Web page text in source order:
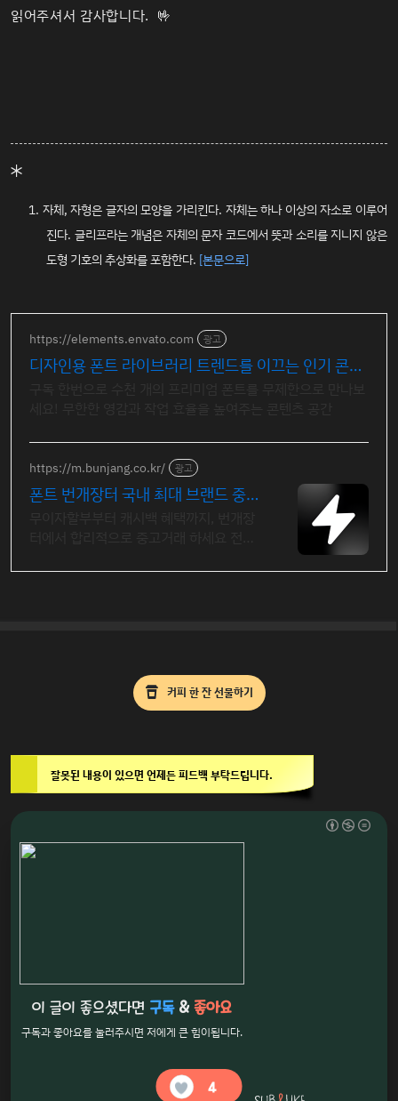
읽어주셔서 감사합니다. 🤟
자체, 자형은 글자의 모양을 가리킨다. 자체는 하나 이상의 자소로 이루어
진다. 글리프라는 개념은 자체의 문자 코드에서 뜻과 소리를 지니지 않은
도형 기호의 추상화를 포함한다. [본문으로]
https://elements.envato.com 광고
디자인용 폰트 라이브러리 트렌드를 이끄는 인기 콘텐
https://m.bunjang.co.kr/ 광고
폰트 번개장터 국내 최대 브랜드 중고
10만 개 이상의 신규 상품 업로드
커피 한 잔 선물하기
잘못된 내용이 있으면 언제든 피드백 부탁드립니다.
이 글이 좋으셨다면 구독& 좋아요
구독과 좋아요를 눌러주시면 저에게 큰 힘이됩니다.
4